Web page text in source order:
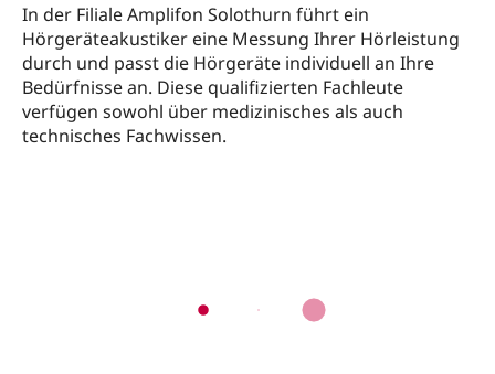
In der Filiale Amplifon Solothurn führt ein
Hörgeräteakustiker eine Messung Ihrer Hörleistung
durch und passt die Hörgeräte individuell an Ihre
Bedürfnisse an. Diese qualifizierten Fachleute
verfügen sowohl über medizinisches als auch
technisches Fachwissen.